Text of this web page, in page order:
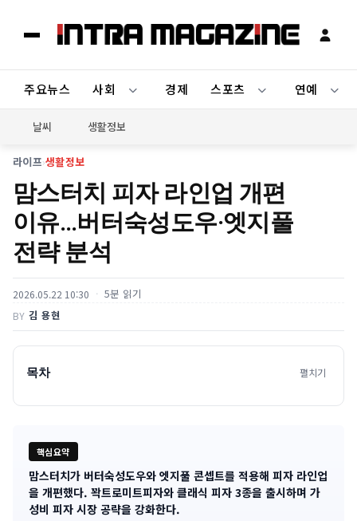
주요뉴스 사회 경제 스포츠 연예
날씨 생활정보
라이프›생활정보
맘스터치 피자 라인업 개편
이유…버터숙성도우·엣지풀
전략 분석
2026.05.22 10:30 5분 읽기
BY 김 용현
목차 펼치기
핵심요약
기
사
맘스터치가 버터숙성도우와 엣지풀 콘셉트를 적용해 피자 라인업
을 개편했다. 꽉트로미트피자와 클래식 피자 3종을 출시하며 가
성비 피자 시장 공략을 강화한다.